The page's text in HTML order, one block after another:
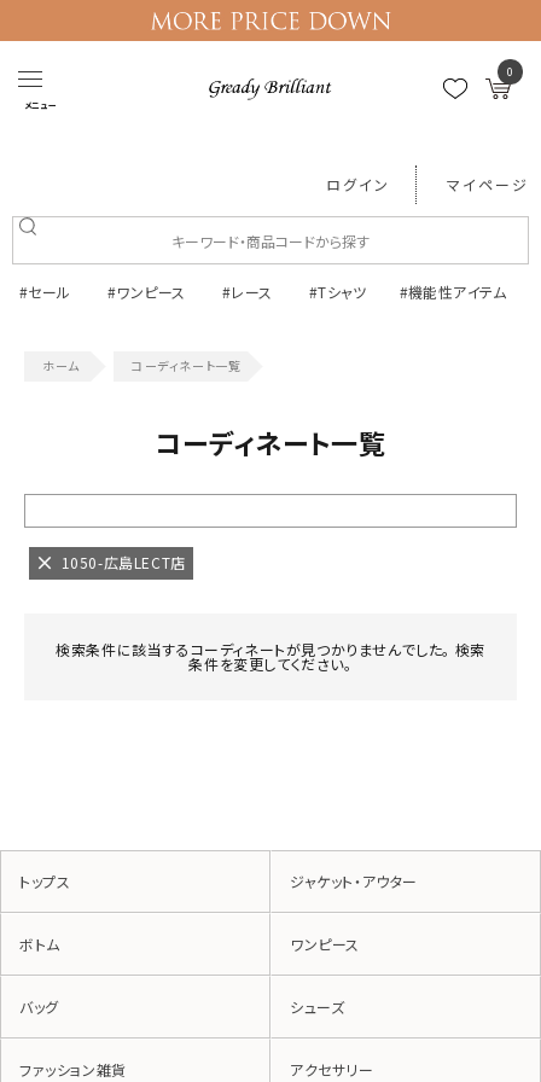
メニュー
0
ログイン マイページ
#セール #ワンピース #レース #Tシャツ #機能性アイテム
コーディネート一覧
コーディネート一覧
1050-広島LECT店
検索条件に該当するコーディネートが見つかりませんでした。 検索
条件を変更してください。
トップス ジャケット・アウター
ボトム ワンピース
バッグ シューズ
ファッション雑貨 アクセサリー